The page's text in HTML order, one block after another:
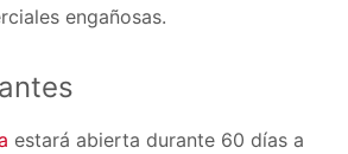
engañosas.
estará abierta durante 60 días a